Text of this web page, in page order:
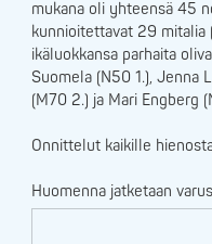
mukana oli yhteensä 45
kunnioitettavat 29 mitalia
ikäluokkansa parhaita
Suomela (N50 1.), Jenna
(M70 2.) ja Mari Engberg
Onnittelut kaikille
Huomenna jatketaan